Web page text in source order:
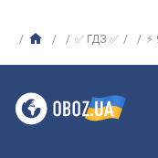
✅ ГДЗ ✅